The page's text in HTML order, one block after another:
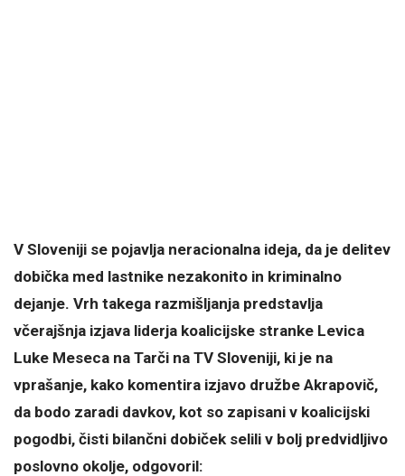
V Sloveniji se pojavlja neracionalna ideja, da je delitev
dobička med lastnike nezakonito in kriminalno
dejanje. Vrh takega razmišljanja predstavlja
včerajšnja izjava liderja koalicijske stranke Levica
Luke Meseca na Tarči na TV Sloveniji, ki je na
vprašanje, kako komentira izjavo družbe Akrapovič,
da bodo zaradi davkov, kot so zapisani v koalicijski
pogodbi, čisti bilančni dobiček selili v bolj predvidljivo
poslovno okolje, odgovoril: